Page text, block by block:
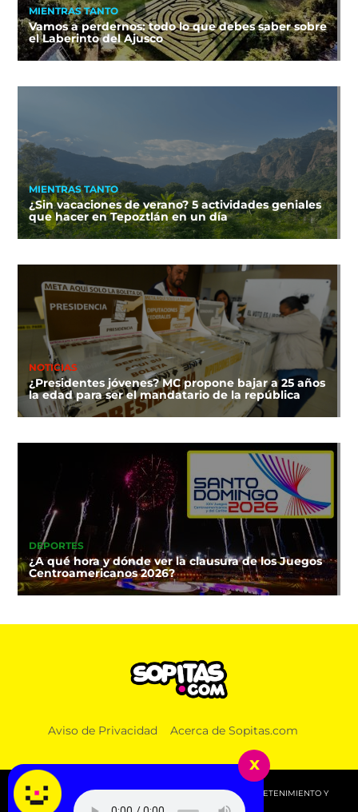
MIENTRAS TANTO
Vamos a perdernos: todo lo que debes saber sobre
el Laberinto del Ajusco
MIENTRAS TANTO
¿Sin vacaciones de verano? 5 actividades geniales
que hacer en Tepoztlán en un día
NOTICIAS
¿Presidentes jóvenes? MC propone bajar a 25 años
la edad para ser el mandatario de la república
DEPORTES
¿A qué hora y dónde ver la clausura de los Juegos
Centroamericanos 2026?
Aviso de Privacidad Acerca de Sopitas.com
© 2026 SOPITAS.COM - MÚSICA, NOTICIAS, DEPORTES, ENTRETENIMIENTO Y
MÁS!.
x